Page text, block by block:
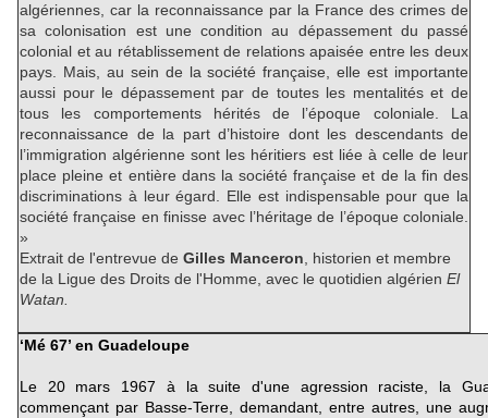
algériennes, car la reconnaissance par la France des crimes de
sa colonisation est une condition au dépassement du passé
colonial et au rétablissement de relations apaisée entre les deux
pays. Mais, au sein de la société française, elle est importante
aussi pour le dépassement par de toutes les mentalités et de
tous les comportements hérités de l’époque coloniale. La
reconnaissance de la part d’histoire dont les descendants de
l’immigration algérienne sont les héritiers est liée à celle de leur
place pleine et entière dans la société française et de la fin des
discriminations à leur égard. Elle est indispensable pour que la
société française en finisse avec l’héritage de l’époque coloniale.
»
Extrait de l'entrevue de Gilles Manceron, historien et membre
de la Ligue des Droits de l'Homme, avec le quotidien algérien El
Watan.
‘Mé 67’ en Guadeloupe
Le 20 mars 1967 à la suite d'une agression raciste, la
commençant par Basse-Terre, demandant, entre autres, une